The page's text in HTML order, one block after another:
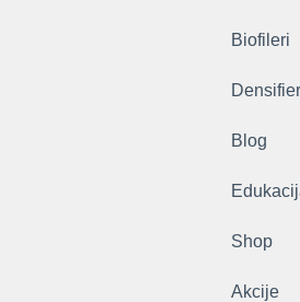
Biofileri
Blog
Shop
Akcije